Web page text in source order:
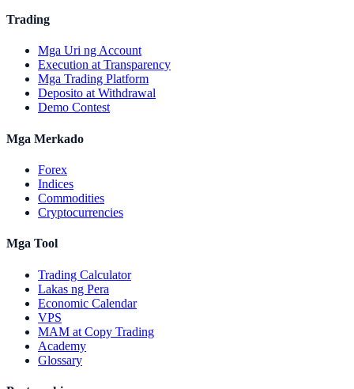
Trading
Mga Uri ng Account
Execution at Transparency
Mga Trading Platform
Deposito at Withdrawal
Demo Contest
Mga Merkado
Forex
Indices
Commodities
Cryptocurrencies
Mga Tool
Trading Calculator
Lakas ng Pera
Economic Calendar
VPS
MAM at Copy Trading
Academy
Glossary